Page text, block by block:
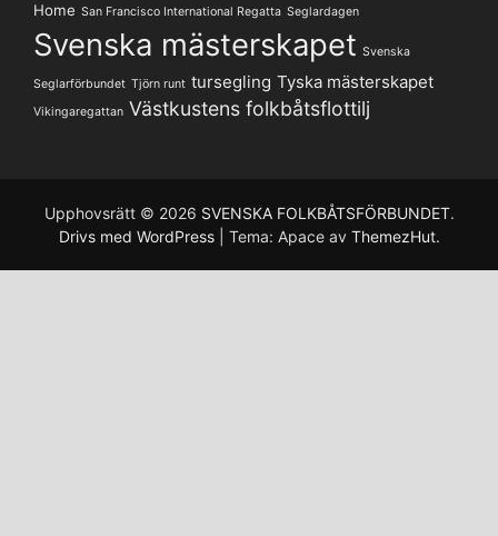
Home San Francisco International Regatta Seglardagen
Svenska mästerskapet Svenska
Seglarförbundet Tjörn runt tursegling Tyska mästerskapet
Vikingaregattan Västkustens folkbåtsflottilj
Upphovsrätt © 2026 SVENSKA FOLKBÅTSFÖRBUNDET.
Drivs med WordPress
Tema: Apace av ThemezHut.